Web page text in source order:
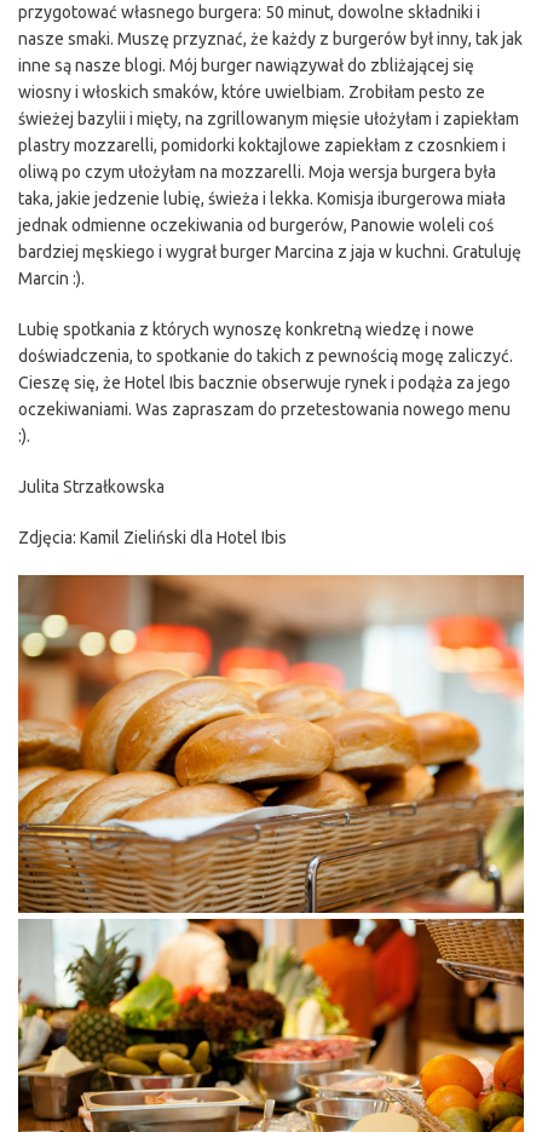
przygotować własnego burgera: 50 minut, dowolne składniki i
nasze smaki. Muszę przyznać, że każdy z burgerów był inny, tak jak
inne są nasze blogi. Mój burger nawiązywał do zbliżającej się
wiosny i włoskich smaków, które uwielbiam. Zrobiłam pesto ze
świeżej bazylii i mięty, na zgrillowanym mięsie ułożyłam i zapiekłam
plastry mozzarelli, pomidorki koktajlowe zapiekłam z czosnkiem i
oliwą po czym ułożyłam na mozzarelli. Moja wersja burgera była
taka, jakie jedzenie lubię, świeża i lekka. Komisja iburgerowa miała
jednak odmienne oczekiwania od burgerów, Panowie woleli coś
bardziej męskiego i wygrał burger Marcina z jaja w kuchni. Gratuluję
Marcin :).
Lubię spotkania z których wynoszę konkretną wiedzę i nowe
doświadczenia, to spotkanie do takich z pewnością mogę zaliczyć.
Cieszę się, że Hotel Ibis bacznie obserwuje rynek i podąża za jego
oczekiwaniami. Was zapraszam do przetestowania nowego menu
:).
Julita Strzałkowska
Zdjęcia: Kamil Zieliński dla Hotel Ibis